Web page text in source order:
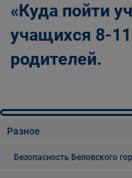
«Куда пойти
учащихся 8-
родителей.
Разное
Безопасность Беловского